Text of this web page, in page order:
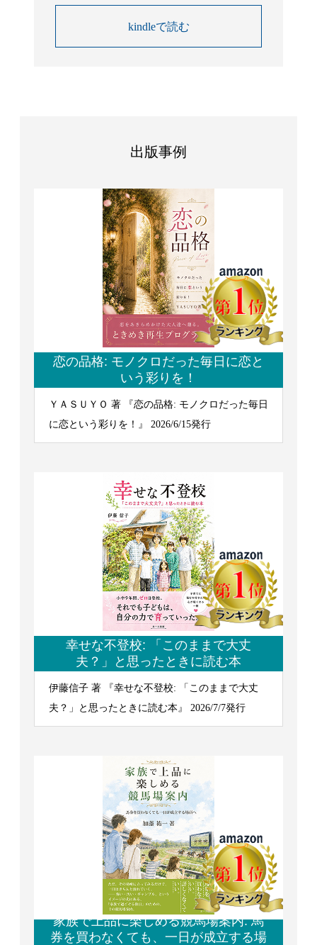
kindleで読む
出版事例
恋の品格: モノクロだった毎日に恋と
いう彩りを！
ＹＡＳＵＹＯ 著 『恋の品格: モノクロだった毎日
に恋という彩りを！』 2026/6/15発行
幸せな不登校: 「このままで大丈
夫？」と思ったときに読む本
伊藤信子 著 『幸せな不登校: 「このままで大丈
夫？」と思ったときに読む本』 2026/7/7発行
家族で上品に楽しめる競馬場案内: 馬
券を買わなくても、一日が成立する場